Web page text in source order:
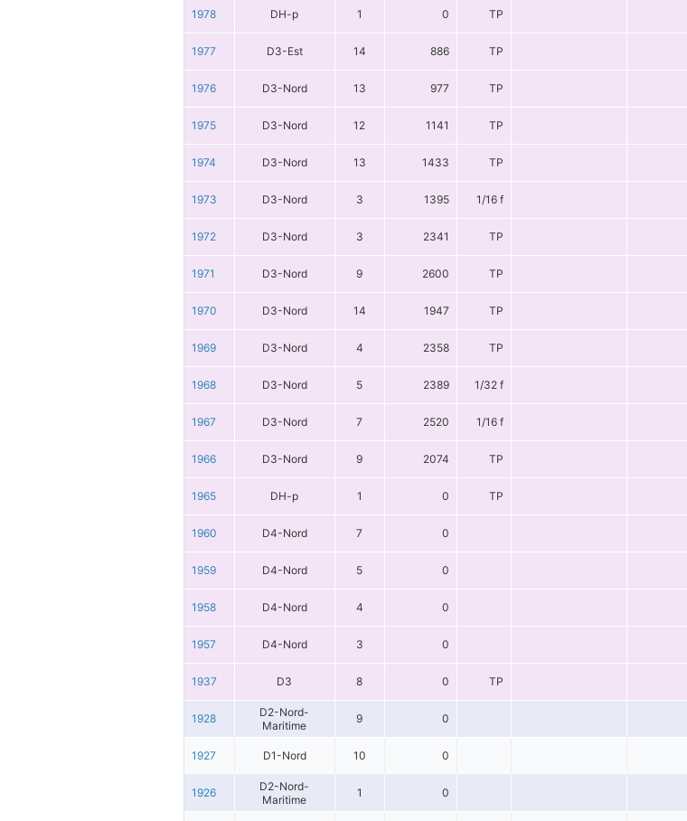
1978 DH-p 1 0 TP
1977 D3-Est 14 886 TP
1976 D3-Nord 13 977 TP
1975 D3-Nord 12 1141 TP
1974 D3-Nord 13 1433 TP
1973 D3-Nord 3 1395 1/16 f
1972 D3-Nord 3 2341 TP
1971 D3-Nord 9 2600 TP
1970 D3-Nord 14 1947 TP
1969 D3-Nord 4 2358 TP
1968 D3-Nord 5 2389 1/32 f
1967 D3-Nord 7 2520 1/16 f
1966 D3-Nord 9 2074 TP
1965 DH-p 1 0 TP
1960 D4-Nord 7 0
1959 D4-Nord 5 0
1958 D4-Nord 4 0
1957 D4-Nord 3 0
1937 D3 8 0 TP
1928
D2-Nord-
Maritime
9 0
1927 D1-Nord 10 0
1926
D2-Nord-
Maritime
1 0